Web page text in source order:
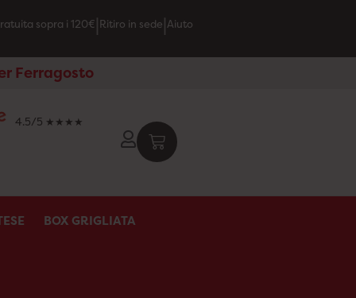
sopra i 120€|Ritiro in sede|Aiuto
Ferragosto
4.5/5 ★★★★
BOX GRIGLIATA